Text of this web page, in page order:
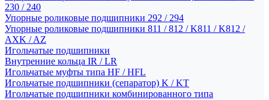
230 / 240
Упорные роликовые подшипники 292 / 294
Упорные роликовые подшипники 811 / 812 / K811 / K812 /
AXK / AZ
Игольчатые подшипники
Внутренние кольца IR / LR
Игольчатые муфты типа HF / HFL
Игольчатые подшипники (сепаратор) K / KT
Игольчатые подшипники комбинированного типа